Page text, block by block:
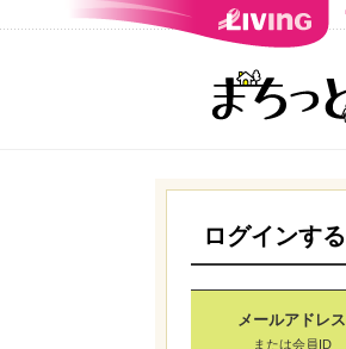
ログインする
メールアドレス
または会員ID